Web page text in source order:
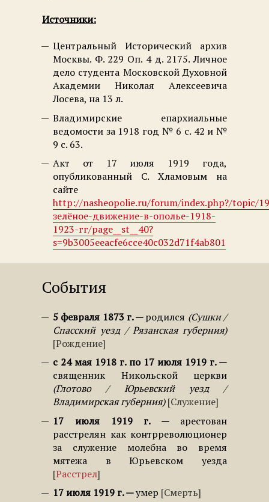
Источники:
Центральный Исторический архив
Москвы. Ф. 229 Оп. 4 д. 2175. Личное
дело студента Московской Духовной
Академии Николая Алексеевича
Лосева, на 13 л.
Владимирские епархиальные
ведомости за 1918 год № 6 с. 42 и №
9 с. 63.
Акт от 17 июля 1919 года,
опубликованный С. Хламовым на
сайте
http://nasheopolie.ru/forum/index.php?/topic/
зелёное-движение-в-ополье-1918-
1923-гг/page__st__40?
s=9b3005eeacfe6cce40c032d71f4ab801
События
5 февраля 1873 г. родился Сушки /
Спасский уезд / Рязанская губерния
Рождение
с 24 мая 1918 г. по 17 июля 1919 г.
священник Никольской церкви
Глотово / Юрьевский уезд /
Владимирская губерния
Служение
17 июля 1919 г.
арестован
расстрелян как контрреволюционер
за служение молебна во время
мятежа в Юрьевском уезда
Расстрел
17 июля 1919 г.
умер Смерть